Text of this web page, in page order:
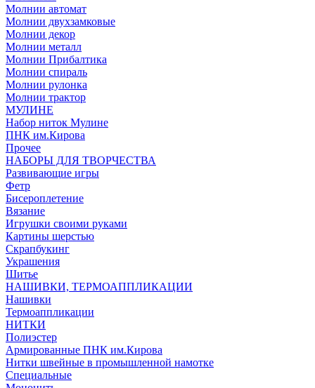
Молнии автомат
Молнии двухзамковые
Молнии декор
Молнии металл
Молнии Прибалтика
Молнии спираль
Молнии рулонка
Молнии трактор
МУЛИНЕ
Набор ниток Мулине
ПНК им.Кирова
Прочее
НАБОРЫ ДЛЯ ТВОРЧЕСТВА
Развивающие игры
Фетр
Бисероплетение
Вязание
Игрушки своими руками
Картины шерстью
Скрапбукинг
Украшения
Шитье
НАШИВКИ, ТЕРМОАППЛИКАЦИИ
Нашивки
Термоаппликации
НИТКИ
Полиэстер
Армированные ПНК им.Кирова
Нитки швейные в промышленной намотке
Специальные